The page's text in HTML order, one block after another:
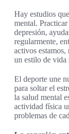
Hay estudios
mental.
depresión,
regularmente,
activos
un estilo de vida
El deporte une
para soltar el
la salud mental
actividad física
problemas de